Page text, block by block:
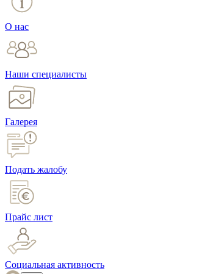
О нас
Наши специалисты
Галерея
Подать жалобу
Прайс лист
Социальная активность